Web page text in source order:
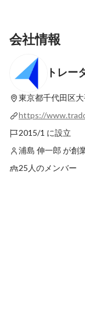
”AI為替リスク管理
シリーズAスタート
れから（4.13億円
最新順で表示
会社情報
トレー
東京都千代田区
https://
2015/1 に設立
浦島 伸一郎 が創
25人のメンバー